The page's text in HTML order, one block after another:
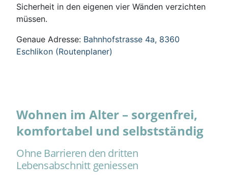
Sicherheit in den eigenen vier Wänden verzichten
müssen.
Genaue Adresse: Bahnhofstrasse 4a, 8360
Eschlikon (Routenplaner)
Wohnen im Alter – sorgenfrei,
komfortabel und selbstständig
Ohne Barrieren den dritten
Lebensabschnitt geniessen